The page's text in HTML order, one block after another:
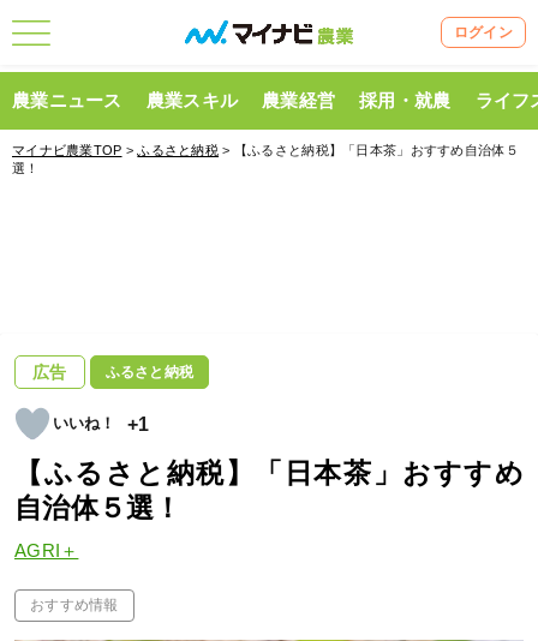
ログイン
農業ニュース 農業スキル 農業経営 採用・就農 ライフ
マイナビ農業TOP >ふるさと納税 > 【ふるさと納税】「日本茶」おすすめ自治体５
選！
広告 ふるさと納税
+1
【ふるさと納税】「日本茶」おすすめ
自治体５選！
AGRI＋
おすすめ情報